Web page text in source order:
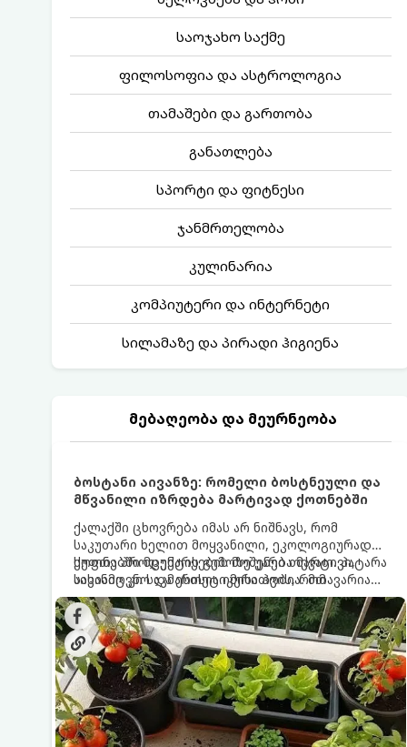
საოჯახო საქმე
ფილოსოფია და ასტროლოგია
თამაშები და გართობა
განათლება
სპორტი და ფიტნესი
ჯანმრთელობა
კულინარია
კომპიუტერი და ინტერნეტი
სილამაზე და პირადი ჰიგიენა
მებაღეობა და მეურნეობა
ბოსტანი აივანზე: რომელი ბოსტნეული და
მწვანილი იზრდება მარტივად ქოთნებში
ქალაქში ცხოვრება იმას არ ნიშნავს, რომ
საკუთარი ხელით მოყვანილი, ეკოლოგიურად
სუფთა პროდუქტის გემოზე უარი თქვათ. პატარა
აივანიც კი საკმარისია იმისათვის, რომ
მოიწყოთ მინი-ბოსტანი, საიდანაც
ყოველდღიურად ახალ, არომატულ მწვანილსა
და ბოსტნეულს მოკრეფთ.
ქოთნებში მცენარეების მოშენება მარტივი,
სასიამოვნო და ესთეტიკური ჰობია. მთავარია
იცოდეთ, რომელი კულტურები ეგუებიან
ქოთნის პირობებს ყველაზე კარგად და როგორ
მოუაროთ მათ სწორად.